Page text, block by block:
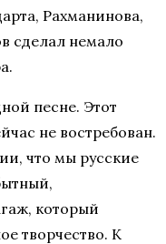
Рахманинова,
сделал немало
песне. Этот
не востребован.
что мы русские
который
творчество. К